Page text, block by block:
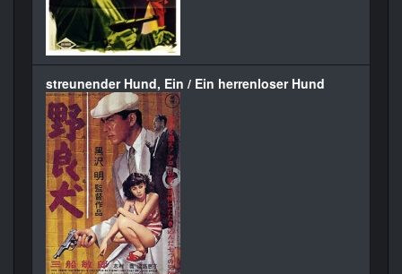
streunender Hund, Ein / Ein herrenloser Hund